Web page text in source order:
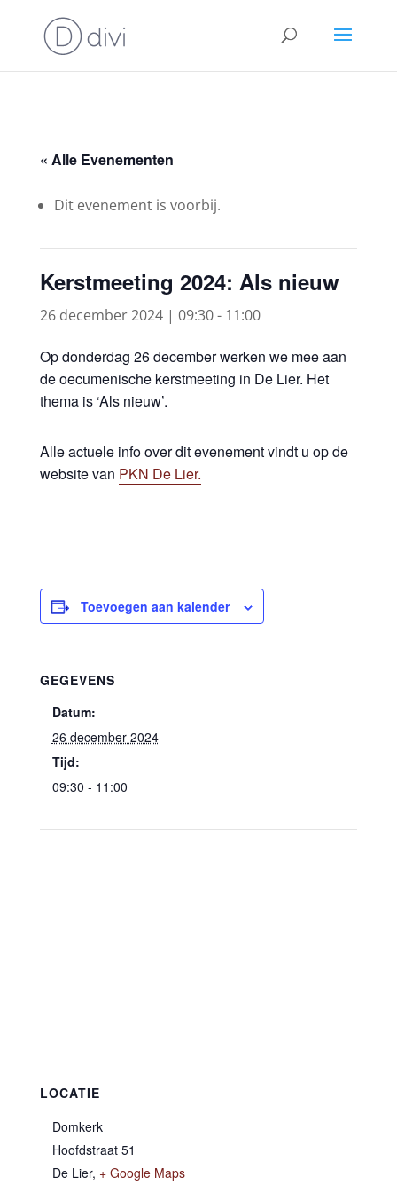
« Alle Evenementen
Dit evenement is voorbij.
Kerstmeeting 2024: Als nieuw
26 december 2024 | 09:30- 11:00
Op donderdag 26 december werken we mee aan
de oecumenische kerstmeeting in De Lier. Het
thema is ‘Als nieuw’.
Alle actuele info over dit evenement vindt u op de
website van PKN De Lier.
Toevoegen aan kalender
GEGEVENS
Datum:
26 december 2024
Tijd:
09:30 - 11:00
LOCATIE
Domkerk
Hoofdstraat 51
De Lier, + Google Maps